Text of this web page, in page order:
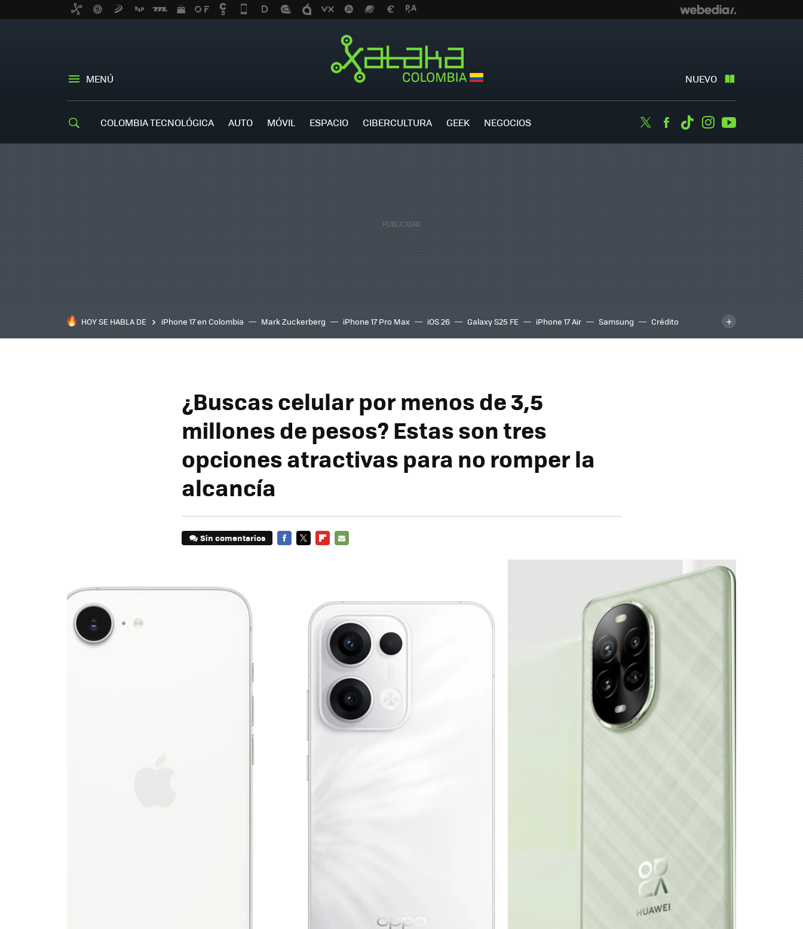
MENÚ NUEVO
COLOMBIA TECNOLÓGICA AUTO MÓVIL ESPACIO CIBERCULTURA GEEK NEGOCIOS TwitterFacebook
TiktokInstagram
HOY SE HABLA DE iPhone 17 en Colombia Mark Zuckerberg iPhone 17 Pro Max iOS 26 Galaxy S25 FE iPhone 17 Air Samsung
Crédito
inteligente
IA TCL C8K
¿Buscas celular por menos de 3,5
millones de pesos? Estas son tres
opciones atractivas para no romper la
alcancía
Sin comentarios